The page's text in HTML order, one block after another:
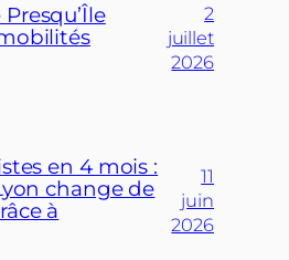
2
juillet
2026
en 4 mois :
change de
à
11
juin
2026